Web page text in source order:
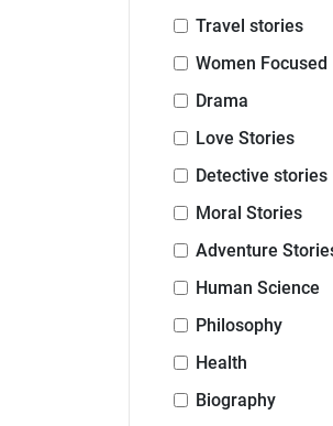
Travel stories
Women Focused
Drama
Love Stories
Detective stories
Moral Stories
Adventure
Human Science
Philosophy
Health
Biography